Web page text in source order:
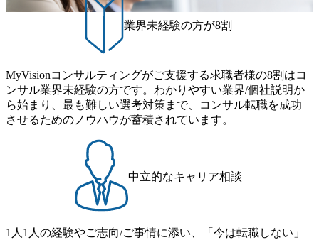
ルタントに必要な素養を身につけたいと思います。 長期的
には、コンサルタントでの経験を昇華し、事業会社で事業
推進するポジションで勤めたいです。
業界未経験の方が8割
MyVisionコンサルティングがご支援する求職者様の8割はコ
ンサル業界未経験の方です。わかりやすい業界/個社説明か
ら始まり、最も難しい選考対策まで、コンサル転職を成功
させるためのノウハウが蓄積されています。
中立的なキャリア相談
1人1人の経験やご志向/ご事情に添い、「今は転職しない」